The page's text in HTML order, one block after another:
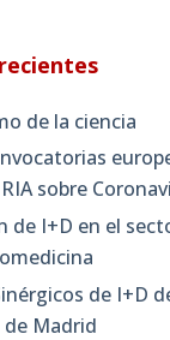
de la ciencia
sobre
de I+D en el
de I+D
Madrid